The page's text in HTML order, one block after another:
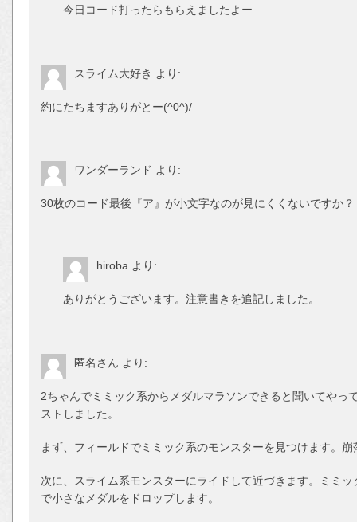
今日コード打ったらもらえましたよー
スライム大好き より:
約にたちますありがとー(^0^)/
ワンダーランド より:
30枚のコード最後『ア』が小文字なのが見にくくないですか？
hiroba より:
ありがとうございます。注意書きを追記しました。
匿名さん より:
2ちゃんでミミック系からメダルマラソンできると聞いてやっ
ストしました。
まず、フィールドでミミック系のモンスターを見つけます。
次に、スライム系モンスターにライドして近づきます。ミミ
で小さなメダルをドロップします。